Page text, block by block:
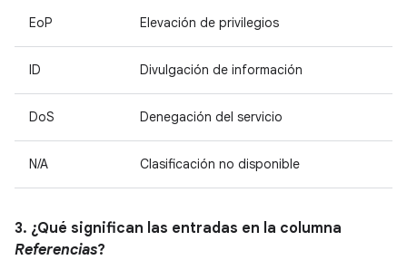
EoP Elevación de privilegios
ID Divulgación de información
DoS Denegación del servicio
N/A Clasificación no disponible
3. ¿Qué significan las entradas en la columna
Referencias?